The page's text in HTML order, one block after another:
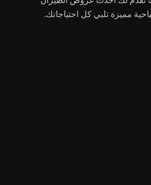
مميزة تلبي كل احتياجاتك.